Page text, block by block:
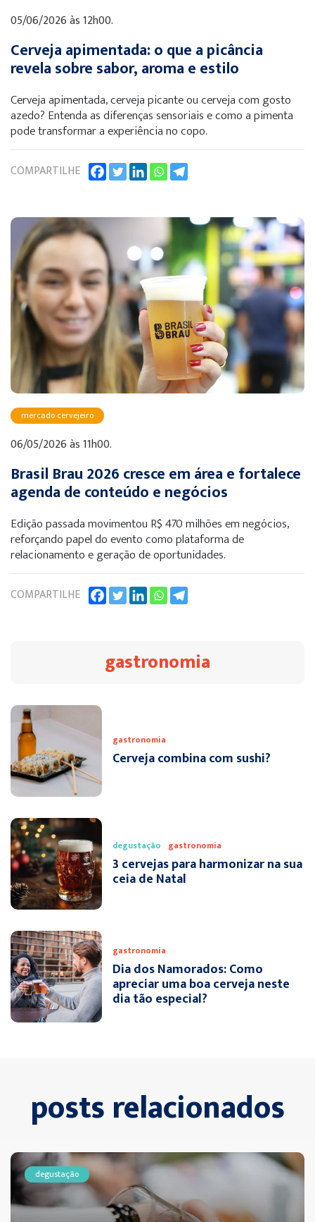
05/06/2026 às 12h00.
Cerveja apimentada: o que a picância
revela sobre sabor, aroma e estilo
Cerveja apimentada, cerveja picante ou cerveja com gosto
azedo? Entenda as diferenças sensoriais e como a pimenta
pode transformar a experiência no copo.
COMPARTILHE
mercado cervejeiro
06/05/2026 às 11h00.
Brasil Brau 2026 cresce em área e fortalece
agenda de conteúdo e negócios
Edição passada movimentou R$ 470 milhões em negócios,
reforçando papel do evento como plataforma de
relacionamento e geração de oportunidades.
COMPARTILHE
gastronomia
gastronomia
Cerveja combina com sushi?
degustação gastronomia
3 cervejas para harmonizar na sua
ceia de Natal
gastronomia
Dia dos Namorados: Como
apreciar uma boa cerveja neste
dia tão especial?
posts relacionados
degustação